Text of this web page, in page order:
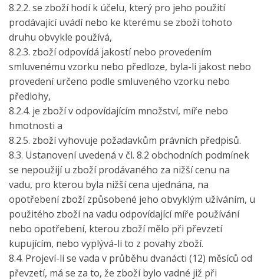
8.2.2. se zboží hodí k účelu, který pro jeho použití
prodávající uvádí nebo ke kterému se zboží tohoto
druhu obvykle používá,
8.2.3. zboží odpovídá jakostí nebo provedením
smluvenému vzorku nebo předloze, byla-li jakost nebo
provedení určeno podle smluveného vzorku nebo
předlohy,
8.2.4. je zboží v odpovídajícím množství, míře nebo
hmotnosti a
8.2.5. zboží vyhovuje požadavkům právních předpisů.
8.3. Ustanovení uvedená v čl. 8.2 obchodních podmínek
se nepoužijí u zboží prodávaného za nižší cenu na
vadu, pro kterou byla nižší cena ujednána, na
opotřebení zboží způsobené jeho obvyklým užíváním, u
použitého zboží na vadu odpovídající míře používání
nebo opotřebení, kterou zboží mělo při převzetí
kupujícím, nebo vyplývá-li to z povahy zboží.
8.4. Projeví-li se vada v průběhu dvanácti (12) měsíců od
převzetí, má se za to, že zboží bylo vadné již při